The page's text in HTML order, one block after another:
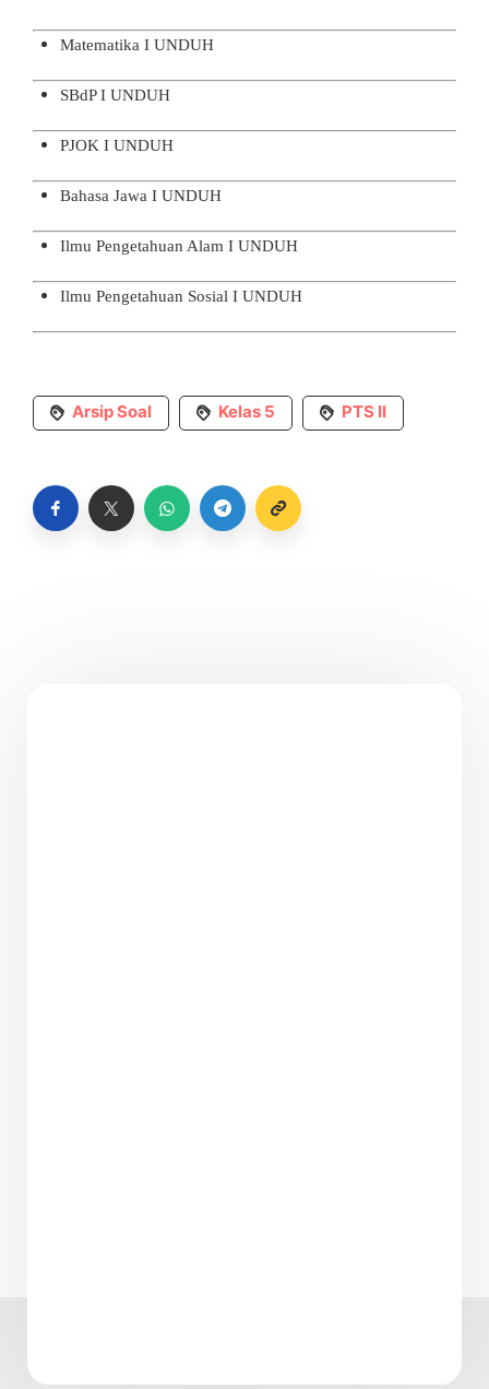
Matematika I UNDUH
SBdP I UNDUH
PJOK I UNDUH
Bahasa Jawa I UNDUH
Ilmu Pengetahuan Alam I UNDUH
Ilmu Pengetahuan Sosial I UNDUH
Arsip Soal Kelas 5 PTS II